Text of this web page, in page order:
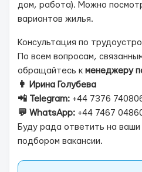
дом, работа). Можно
вариантов жилья.
Консультация по
По всем вопросам,
обращайтесь к менеджеру
👩 Ирина Голубева
📲 Telegram: +44 7376
💬 WhatsApp: +44 7467
Буду рада ответить на
подбором вакансии.